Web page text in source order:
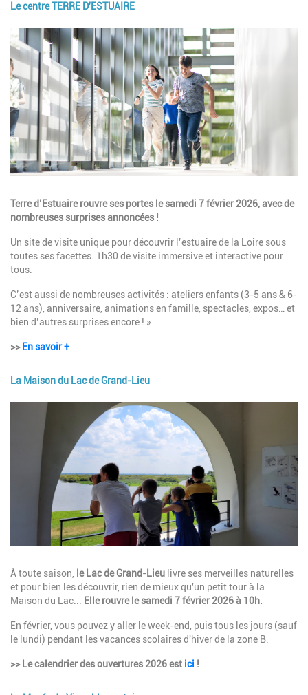
Le centre TERRE D'ESTUAIRE
Image
Description
Terre d’Estuaire rouvre ses portes le samedi 7 février 2026, avec de
nombreuses surprises annoncées !
Un site de visite unique pour découvrir l’estuaire de la Loire sous
toutes ses facettes. 1h30 de visite immersive et interactive pour
tous.
C’est aussi de nombreuses activités : ateliers enfants (3-5 ans & 6-
12 ans), anniversaire, animations en famille, spectacles, expos… et
bien d’autres surprises encore ! »
>> En savoir +
La Maison du Lac de Grand-Lieu
Description
À toute saison, le Lac de Grand-Lieu livre ses merveilles naturelles
et pour bien les découvrir, rien de mieux qu'un petit tour à la
Maison du Lac...
Elle rouvre le samedi 7 février 2026 à 10h.
En février, vous pouvez y aller le week-end, puis tous les jours (sauf
le lundi) pendant les vacances scolaires d'hiver de la zone B.
>> Le calendrier des ouvertures 2026 est ici !